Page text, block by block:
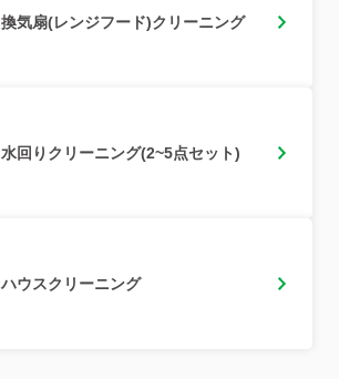
換気扇(レンジフード)クリーニング
水回りクリーニング(2~5点セット)
ハウスクリーニング